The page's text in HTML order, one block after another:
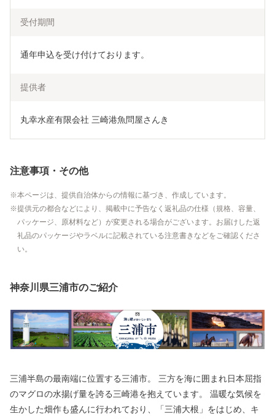
受付期間
通年申込を受け付けております。
提供者
丸幸水産有限会社 三崎港魚問屋さんき
注意事項・その他
本ページは、提供自治体からの情報に基づき、作成しています。
提供元の都合などにより、掲載中に予告なく返礼品の仕様（規格、容量、
パッケージ、原材料など）が変更される場合がございます。お届けした返
礼品のパッケージやラベルに記載されている注意書きなどをご確認くださ
い。
神奈川県三浦市のご紹介
三浦半島の最南端に位置する三浦市。 三方を海に囲まれ日本屈指
のマグロの水揚げ量を誇る三崎港を抱えています。 温暖な気候を
生かした畑作も盛んに行われており、「三浦大根」をはじめ、キ